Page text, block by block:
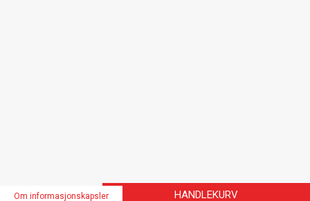
HANDLEKURV
Om informasjonskapsler